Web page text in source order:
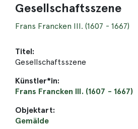
Gesellschaftsszene
Frans Francken III. (1607 - 1667)
Titel:
Gesellschaftsszene
Künstler*in:
Frans Francken III. (1607 - 1667)
Objektart:
Gemälde